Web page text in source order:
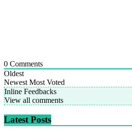
0 Comments
Oldest
Newest Most Voted
Inline Feedbacks
View all comments
Latest Posts